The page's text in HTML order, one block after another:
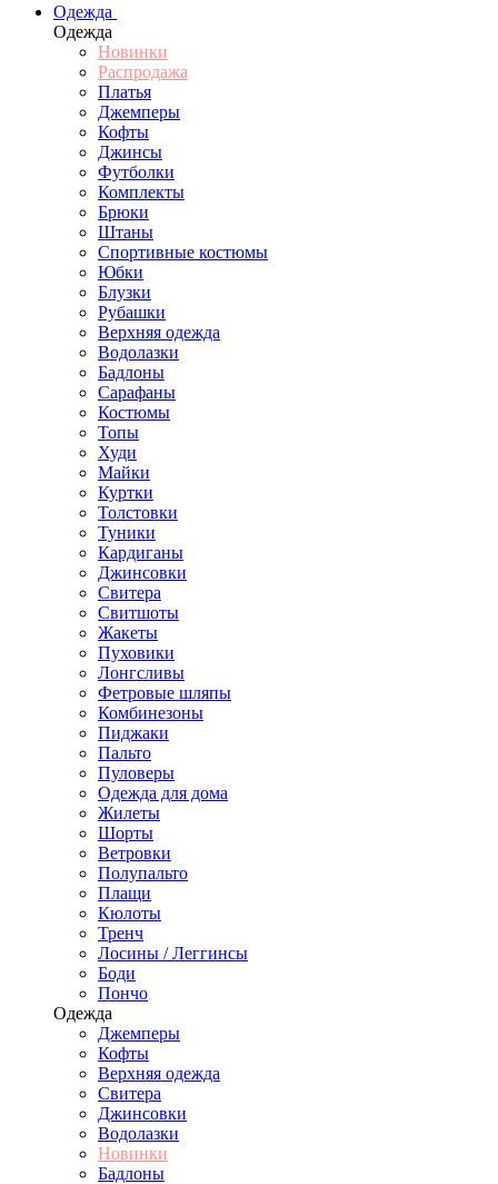
Одежда
Одежда
Новинки
Распродажа
Платья
Джемперы
Кофты
Джинсы
Футболки
Комплекты
Брюки
Штаны
Спортивные костюмы
Юбки
Блузки
Рубашки
Верхняя одежда
Водолазки
Бадлоны
Сарафаны
Костюмы
Топы
Худи
Майки
Куртки
Толстовки
Туники
Кардиганы
Джинсовки
Свитера
Свитшоты
Жакеты
Пуховики
Лонгсливы
Фетровые шляпы
Комбинезоны
Пиджаки
Пальто
Пуловеры
Одежда для дома
Жилеты
Шорты
Ветровки
Полупальто
Плащи
Кюлоты
Тренч
Лосины / Леггинсы
Боди
Пончо
Одежда
Джемперы
Кофты
Верхняя одежда
Свитера
Джинсовки
Водолазки
Новинки
Бадлоны